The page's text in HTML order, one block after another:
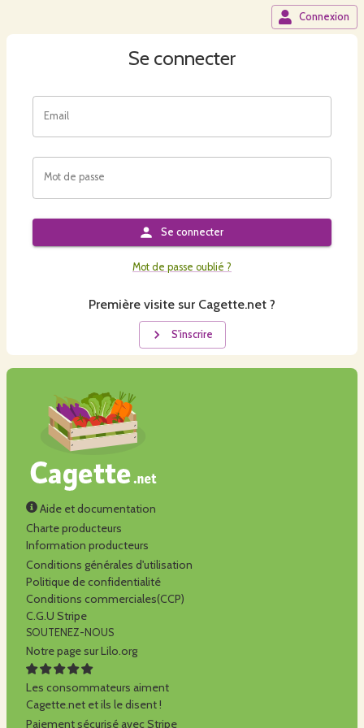
Connexion
Se connecter
Email
Mot de passe
Se connecter
Mot de passe oublié ?
Première visite sur Cagette.net ?
S'inscrire
Aide et documentation
Charte producteurs
Information producteurs
Conditions générales d'utilisation
Politique de confidentialité
Conditions commerciales(CCP)
C.G.U Stripe
SOUTENEZ-NOUS
Notre page sur Lilo.org
Les consommateurs aiment
Cagette.net et ils le disent !
Paiement sécurisé avec Stripe